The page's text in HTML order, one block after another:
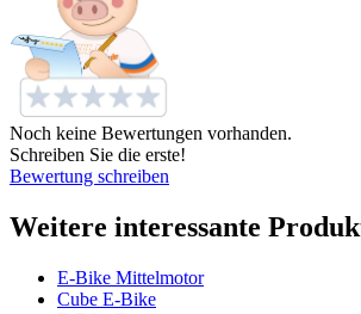
Noch keine Bewertungen vorhanden.
Schreiben Sie die erste!
Bewertung schreiben
Weitere interessante
E-Bike Mittelmotor
Cube E-Bike